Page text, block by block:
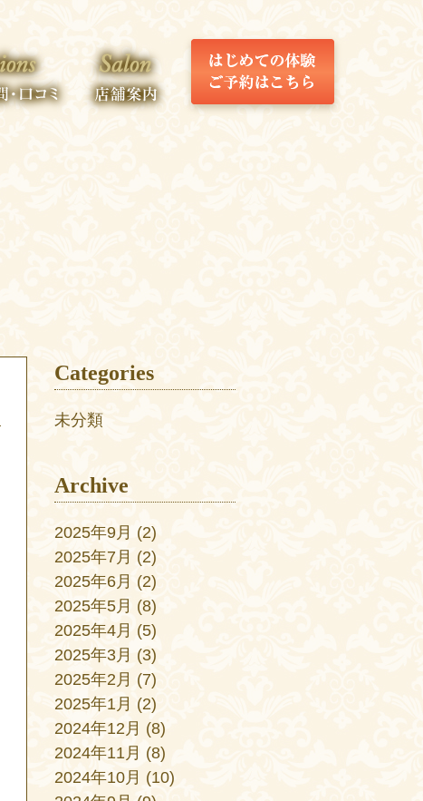
Categories
未分類
Archive
2025年9月 (2)
2025年7月 (2)
2025年6月 (2)
2025年5月 (8)
2025年4月 (5)
2025年3月 (3)
2025年2月 (7)
2025年1月 (2)
2024年12月 (8)
2024年11月 (8)
2024年10月 (10)